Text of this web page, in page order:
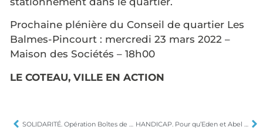
Prochaine plénière du Conseil de quartier Les
Balmes-Pincourt : mercredi 23 mars 2022 –
Maison des Sociétés – 18h00
LE COTEAU, VILLE EN ACTION